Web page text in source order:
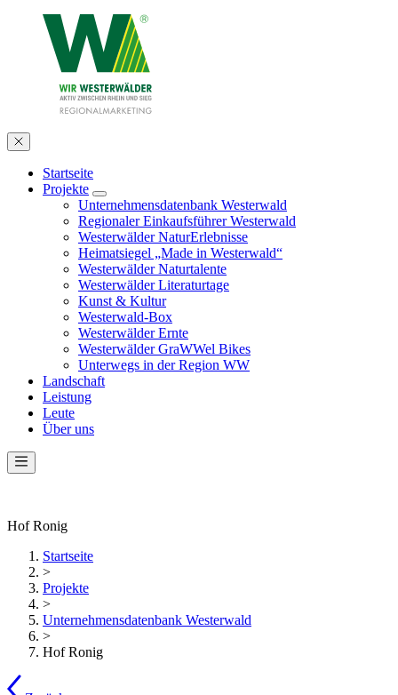
Startseite
Projekte
Unternehmensdatenbank Westerwald
Regionaler Einkaufsführer Westerwald
Westerwälder NaturErlebnisse
Heimatsiegel „Made in Westerwald“
Westerwälder Naturtalente
Westerwälder Literaturtage
Kunst & Kultur
Westerwald-Box
Westerwälder Ernte
Westerwälder GraWWel Bikes
Unterwegs in der Region WW
Landschaft
Leistung
Leute
Über uns
Hof Ronig
Startseite
>
Projekte
>
Unternehmensdatenbank Westerwald
>
Hof Ronig